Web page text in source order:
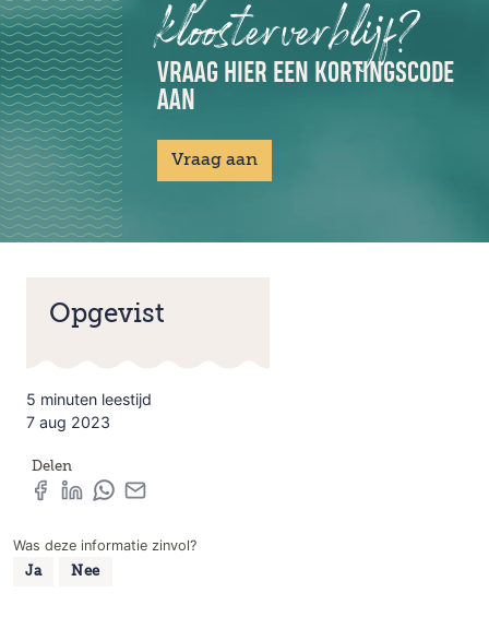
kloosterverblijf?
VRAAG HIER EEN KORTINGSCODE
AAN
Vraag aan
Opgevist
5 minuten leestijd
7 aug 2023
Delen
Was deze informatie zinvol?
Ja Nee